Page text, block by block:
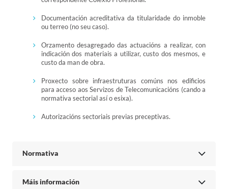
Documentación acreditativa da titularidade do inmoble
ou terreo (no seu caso).
Orzamento desagregado das actuacións a realizar, con
indicación dos materiais a utilizar, custo dos mesmos, e
custo da man de obra.
Proxecto sobre infraestruturas comúns nos edificios
para acceso aos Servizos de Telecomunicacións (cando a
normativa sectorial así o esixa).
Autorizacións sectoriais previas preceptivas.
Normativa
Máis información